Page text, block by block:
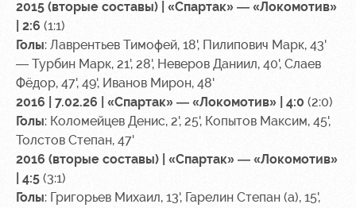
activities
для
болельщиков
МГН
2015 (вторые составы) | «Спартак» — «Локомотив»
| 2:6 (1:1)
Голы: Лаврентьев Тимофей, 18', Пилипович Марк, 43'
— Турбин Марк, 21', 28', Неверов Даниил, 40', Слаев
Фёдор, 47', 49', Иванов Мирон, 48'
2016 | 7.02.26 | «Спартак» — «Локомотив» | 4:0 (2:0)
Голы: Коломейцев Денис, 2', 25', Копытов Максим, 45',
Толстов Степан, 47'
2016 (вторые составы) | «Спартак» — «Локомотив»
| 4:5 (3:1)
Голы: Григорьев Михаил, 13', Гарелин Степан (а), 15',